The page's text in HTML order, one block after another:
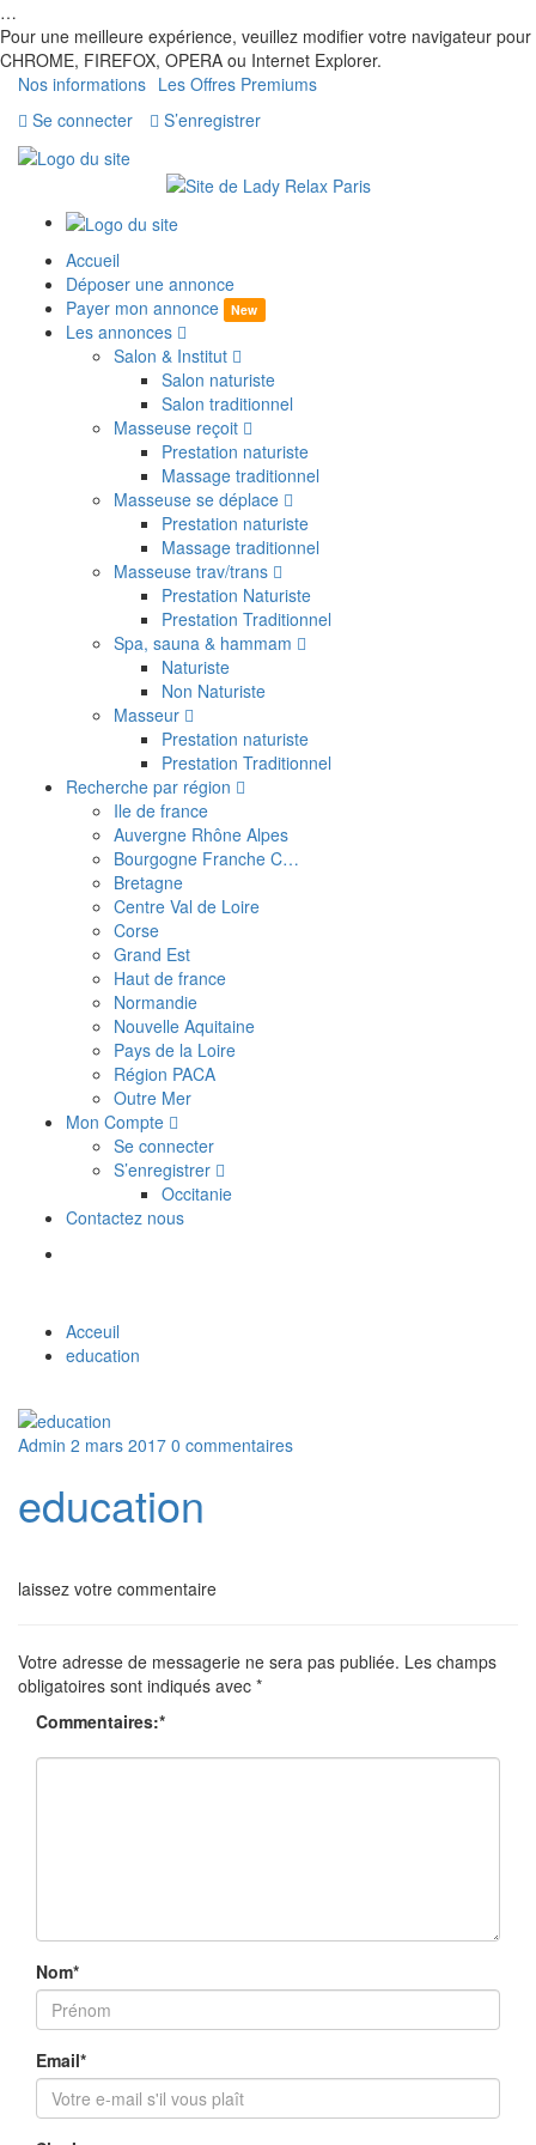
…
Pour une meilleure expérience, veuillez modifier votre navigateur pour
CHROME, FIREFOX, OPERA ou Internet Explorer.
Nos informations Les Offres Premiums
Se connecter
S’enregistrer
Accueil
Déposer une annonce
Payer mon annonce
New
Les annonces
Salon & Institut
Salon naturiste
Salon traditionnel
Masseuse reçoit
Prestation naturiste
Massage traditionnel
Masseuse se déplace
Prestation naturiste
Massage traditionnel
Masseuse trav/trans
Prestation Naturiste
Prestation Traditionnel
Spa, sauna & hammam
Naturiste
Non Naturiste
Masseur
Prestation naturiste
Prestation Traditionnel
Recherche par région
Ile de france
Auvergne Rhône Alpes
Bourgogne Franche C…
Bretagne
Centre Val de Loire
Corse
Grand Est
Haut de france
Normandie
Nouvelle Aquitaine
Pays de la Loire
Région PACA
Outre Mer
Mon Compte
Se connecter
S’enregistrer
Occitanie
Contactez nous
Acceuil
education
Admin 2 mars 2017 0 commentaires
education
laissez votre commentaire
Votre adresse de messagerie ne sera pas publiée. Les champs
obligatoires sont indiqués avec *
Commentaires:*
Nom*
Email*